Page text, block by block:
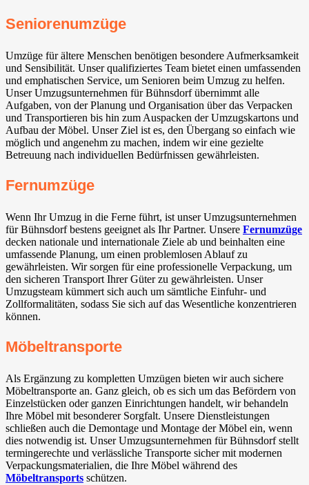
Seniorenumzüge
Umzüge für ältere Menschen benötigen besondere Aufmerksamkeit
und Sensibilität. Unser qualifiziertes Team bietet einen umfassenden
und emphatischen Service, um Senioren beim Umzug zu helfen.
Unser Umzugsunternehmen für Bühnsdorf übernimmt alle
Aufgaben, von der Planung und Organisation über das Verpacken
und Transportieren bis hin zum Auspacken der Umzugskartons und
Aufbau der Möbel. Unser Ziel ist es, den Übergang so einfach wie
möglich und angenehm zu machen, indem wir eine gezielte
Betreuung nach individuellen Bedürfnissen gewährleisten.
Fernumzüge
Wenn Ihr Umzug in die Ferne führt, ist unser Umzugsunternehmen
für Bühnsdorf bestens geeignet als Ihr Partner. Unsere Fernumzüge
decken nationale und internationale Ziele ab und beinhalten eine
umfassende Planung, um einen problemlosen Ablauf zu
gewährleisten. Wir sorgen für eine professionelle Verpackung, um
den sicheren Transport Ihrer Güter zu gewährleisten. Unser
Umzugsteam kümmert sich auch um sämtliche Einfuhr- und
Zollformalitäten, sodass Sie sich auf das Wesentliche konzentrieren
können.
Möbeltransporte
Als Ergänzung zu kompletten Umzügen bieten wir auch sichere
Möbeltransporte an. Ganz gleich, ob es sich um das Befördern von
Einzelstücken oder ganzen Einrichtungen handelt, wir behandeln
Ihre Möbel mit besonderer Sorgfalt. Unsere Dienstleistungen
schließen auch die Demontage und Montage der Möbel ein, wenn
dies notwendig ist. Unser Umzugsunternehmen für Bühnsdorf stellt
termingerechte und verlässliche Transporte sicher mit modernen
Verpackungsmaterialien, die Ihre Möbel während des
Möbeltransports schützen.